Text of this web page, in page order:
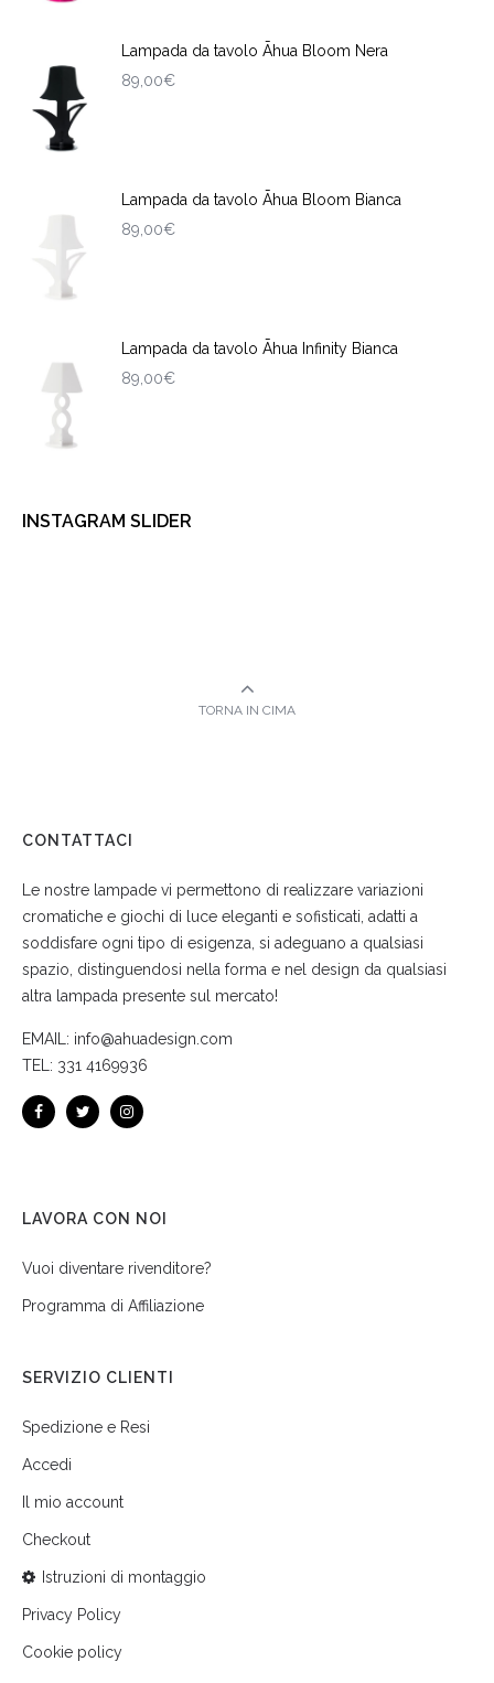
Lampada da tavolo Āhua Bloom Nera
89,00€
Lampada da tavolo Āhua Bloom Bianca
89,00€
Lampada da tavolo Āhua Infinity Bianca
89,00€
INSTAGRAM SLIDER
TORNA IN CIMA
CONTATTACI
Le nostre lampade vi permettono di realizzare variazioni
cromatiche e giochi di luce eleganti e sofisticati, adatti a
soddisfare ogni tipo di esigenza, si adeguano a qualsiasi
spazio, distinguendosi nella forma e nel design da qualsiasi
altra lampada presente sul mercato!
EMAIL: info@ahuadesign.com
TEL: 331 4169936
LAVORA CON NOI
Vuoi diventare rivenditore?
Programma di Affiliazione
SERVIZIO CLIENTI
Spedizione e Resi
Accedi
Il mio account
Checkout
Istruzioni di montaggio
Privacy Policy
Cookie policy